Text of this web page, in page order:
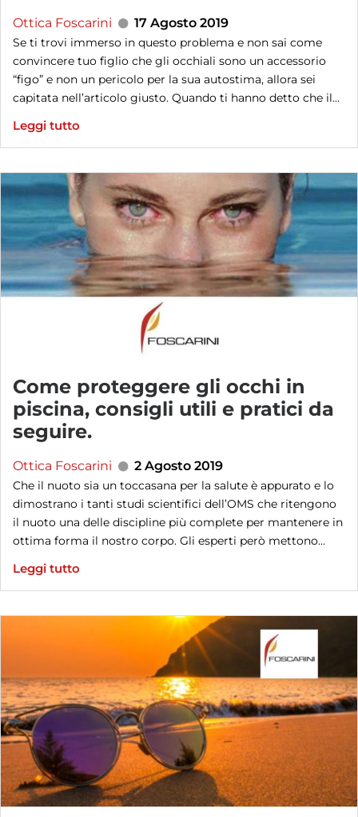
Ottica Foscarini 17 Agosto 2019
Se ti trovi immerso in questo problema e non sai come
convincere tuo figlio che gli occhiali sono un accessorio
“figo” e non un pericolo per la sua autostima, allora sei
capitata nell’articolo giusto. Quando ti hanno detto che il...
Leggi tutto
Come proteggere gli occhi in
piscina, consigli utili e pratici da
seguire.
Ottica Foscarini 2 Agosto 2019
Che il nuoto sia un toccasana per la salute è appurato e lo
dimostrano i tanti studi scientifici dell’OMS che ritengono
il nuoto una delle discipline più complete per mantenere in
ottima forma il nostro corpo. Gli esperti però mettono...
Leggi tutto